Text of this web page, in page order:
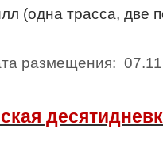
(одна трасса, две
размещения: